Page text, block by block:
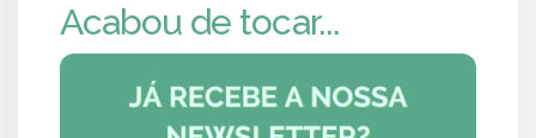
Acabou de tocar...